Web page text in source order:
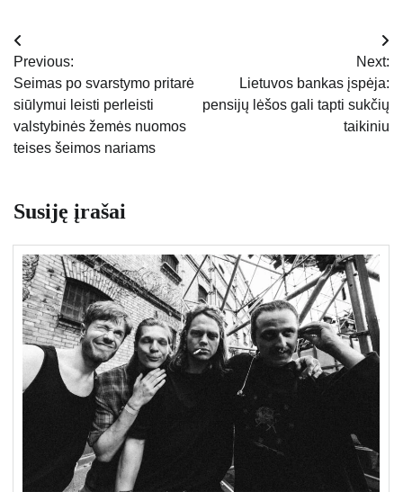
Navigacija
tarp
įrašų
Previous:
Seimas po svarstymo pritarė
siūlymui leisti perleisti
valstybinės žemės nuomos
teises šeimos nariams
Next:
Lietuvos bankas įspėja:
pensijų lėšos gali tapti sukčių
taikiniu
Susiję įrašai